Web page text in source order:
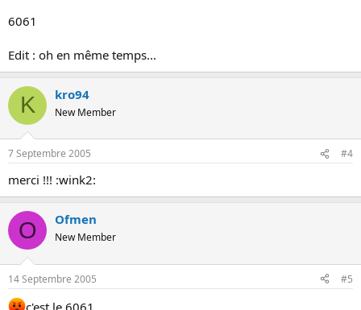
6061
Edit : oh en même temps...
K kro94
New Member
7 Septembre 2005 #4
merci !!! :wink2:
O Ofmen
New Member
14 Septembre 2005 #5
c'est le 6061